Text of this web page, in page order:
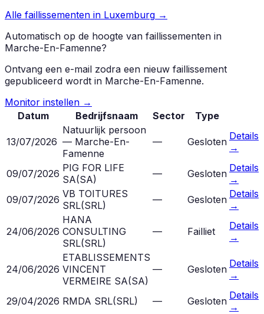
Alle faillissementen in Luxemburg →
Automatisch op de hoogte van faillissementen in
Marche-En-Famenne?
Ontvang een e-mail zodra een nieuw faillissement
gepubliceerd wordt in Marche-En-Famenne.
Monitor instellen →
Datum
Bedrijfsnaam Sector Type
13/07/2026
Natuurlijk persoon
— Marche-En-
Famenne
— Gesloten Details
→
09/07/2026 PIG FOR LIFE
SA(SA) — Gesloten Details
→
09/07/2026 VB TOITURES
SRL(SRL) — Gesloten Details
→
24/06/2026
HANA
CONSULTING
SRL(SRL)
— Failliet
Details
→
24/06/2026
ETABLISSEMENTS
VINCENT
VERMEIRE SA(SA)
— Gesloten Details
→
29/04/2026 RMDA SRL(SRL) — Gesloten Details
→